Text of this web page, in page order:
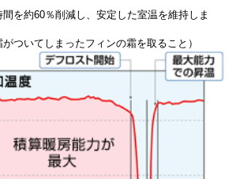
を約60％削減し、安定した室温を維持しま
がついてしまったフィンの霜を取ること）